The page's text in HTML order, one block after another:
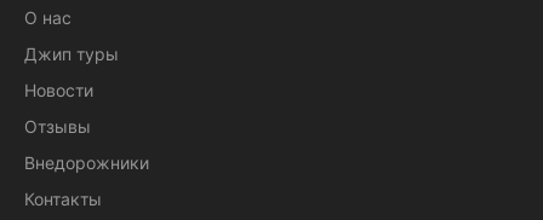
О нас
Джип туры
Новости
Отзывы
Внедорожники
Контакты